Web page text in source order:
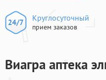
Круглосуточный
прием заказов
Виагра аптека